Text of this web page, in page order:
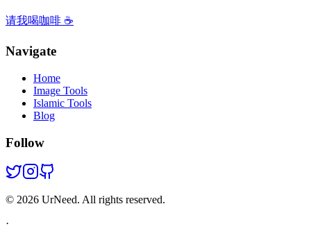
请我喝咖啡 ☕
Navigate
Home
Image Tools
Islamic Tools
Blog
Follow
© 2026 UrNeed. All rights reserved.
·